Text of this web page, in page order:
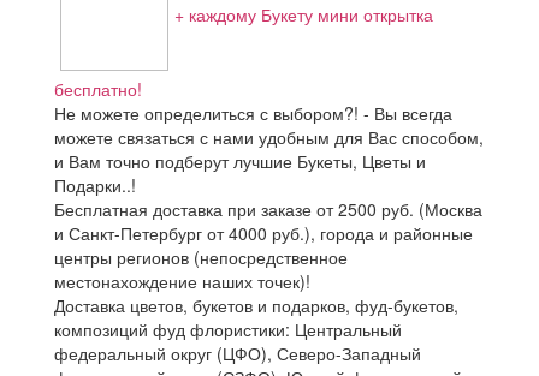
+ каждому Букету мини открытка
бесплатно!
Не можете определиться с выбором?! - Вы всегда
можете связаться с нами удобным для Вас способом,
и Вам точно подберут лучшие Букеты, Цветы и
Подарки..!
Бесплатная доставка при заказе от 2500 руб. (Москва
и Санкт-Петербург от 4000 руб.), города и районные
центры регионов (непосредственное
местонахождение наших точек)!
Доставка цветов, букетов и подарков, фуд-букетов,
композиций фуд флористики: Центральный
федеральный округ (ЦФО), Северо-Западный